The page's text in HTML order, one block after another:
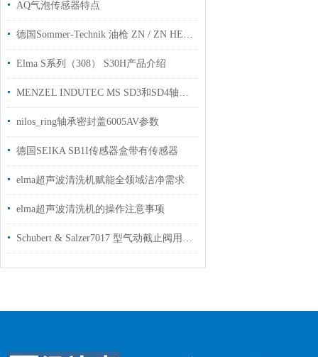
AQ气泡传感器特点
德国Sommer-Technik 油枪 ZN / ZN HEAD工厂现货用于工业自动化
Elma S系列（308） S30H产品介绍
MENZEL INDUTEC MS SD3和SD4轴向喷雾头
nilos_ring轴承密封盖6005AV参数
德国SEIKA SB1I传感器盒带有传感器
elma超声波清洗机赋能全领域洁净需求
elma超声波清洗机的操作注意事项
Schubert & Salzer7017 型气动截止阀用于中性至高腐蚀性介质